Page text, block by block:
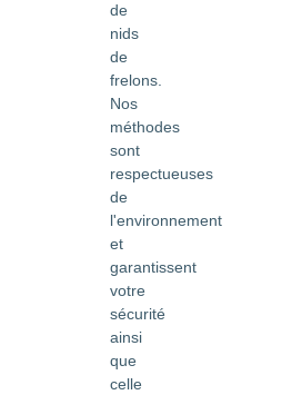
de
nids
de
frelons.
Nos
méthodes
sont
respectueuses
de
l'environnement
et
garantissent
votre
sécurité
ainsi
que
celle